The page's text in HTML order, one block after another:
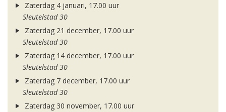
Zaterdag 4 januari, 17.00 uur
Sleutelstad 30
Zaterdag 21 december, 17.00 uur
Sleutelstad 30
Zaterdag 14 december, 17.00 uur
Sleutelstad 30
Zaterdag 7 december, 17.00 uur
Sleutelstad 30
Zaterdag 30 november, 17.00 uur